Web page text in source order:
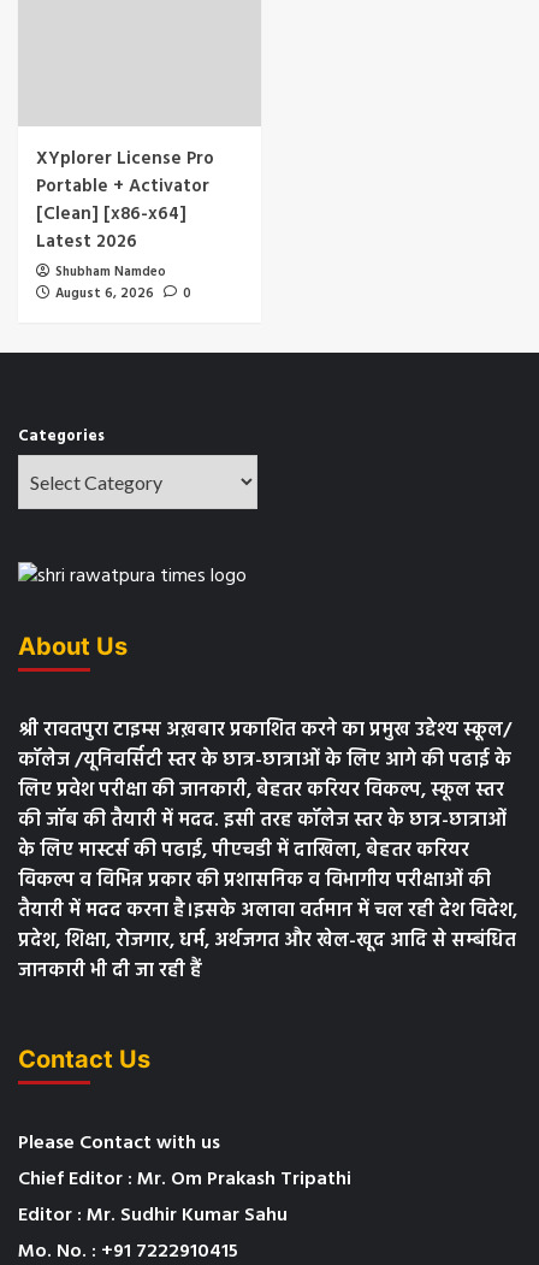
XYplorer License Pro
Portable + Activator
[Clean] [x86-x64]
Latest 2026
Shubham Namdeo
August 6, 2026
0
Categories
About Us
श्री रावतपुरा टाइम्स अख़बार प्रकाशित करने का प्रमुख उद्देश्य स्कूल/
कॉलेज /यूनिवर्सिटी स्तर के छात्र-छात्राओं के लिए आगे की पढाई के
लिए प्रवेश परीक्षा की जानकारी, बेहतर करियर विकल्प, स्कूल स्तर
की जॉब की तैयारी में मदद. इसी तरह कॉलेज स्तर के छात्र-छात्राओं
के लिए मास्टर्स की पढाई, पीएचडी में दाखिला, बेहतर करियर
विकल्प व विभिन्न प्रकार की प्रशासनिक व विभागीय परीक्षाओं की
तैयारी में मदद करना है।इसके अलावा वर्तमान में चल रही देश विदेश,
प्रदेश, शिक्षा, रोजगार, धर्म, अर्थजगत और खेल-खूद आदि से सम्बंधित
जानकारी भी दी जा रही हैं
Contact Us
Please Contact with us
Chief Editor : Mr. Om Prakash Tripathi
Editor : Mr. Sudhir Kumar Sahu
Mo. No. : +91 7222910415